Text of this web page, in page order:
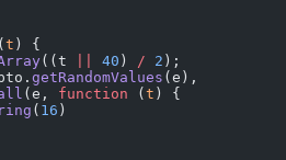
( t ) {
((t 40 ) / 2 );
getRandomValues (e),
(e, function ( t ) {
( 16 )